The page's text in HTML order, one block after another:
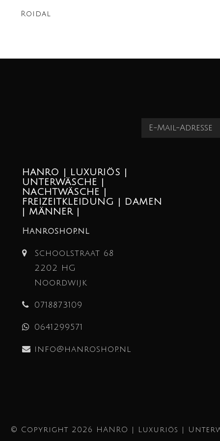
Roidal
HANRO | LUXURIÖS |
UNTERWÄSCHE |
NACHTWÄSCHE |
FREIZEITKLEIDUNG | DAMEN
| MÄNNER |
Hanroshop.nl
Schoolstraat 68
2202 HG
Noordwijk
0718873109
0641299571
info@hanroshop.nl
© Copyright 2026 HANRO | Luxuriös |